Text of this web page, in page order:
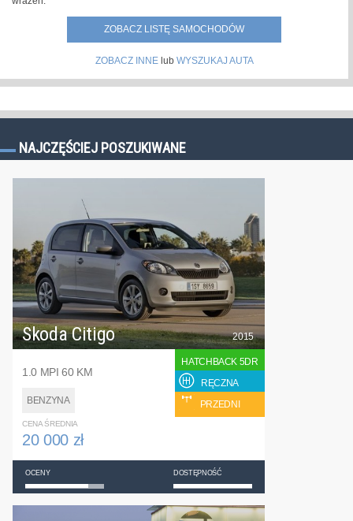
ZOBACZ LISTĘ SAMOCHODÓW
ZOBACZ INNElub WYSZUKAJ AUTA
NAJCZĘŚCIEJ POSZUKIWANE
Skoda Citigo
1.0 MPI 60 KM
BENZYNA
2015
HATCHBACK 5DR
RĘCZNA
PRZEDNI
CENA ŚREDNIA
20 000 zł
OCENY DOSTĘPNOŚĆ